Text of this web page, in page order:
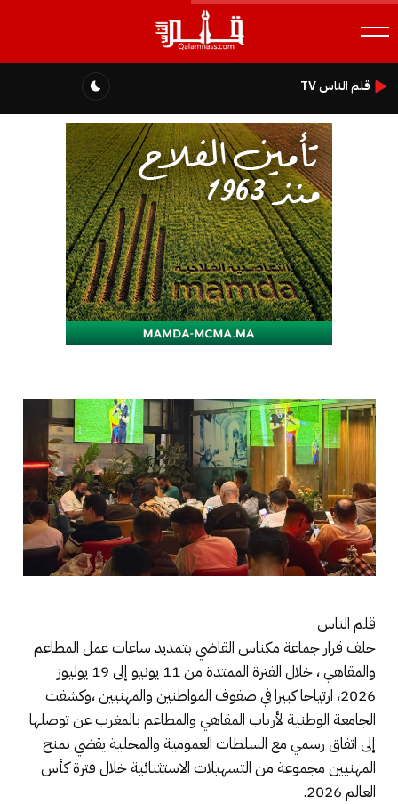
قلم الناس TV
قلم الناس
خلف قرار جماعة مكناس القاضي بتمديد ساعات عمل المطاعم
والمقاهي ، خلال الفترة الممتدة من 11 يونيو إلى 19 يوليوز
2026، ارتياحا كبيرا في صفوف المواطنين والمهنيين ،وكشفت
الجامعة الوطنية لأرباب المقاهي والمطاعم بالمغرب عن توصلها
إلى اتفاق رسمي مع السلطات العمومية والمحلية يقضي بمنح
المهنيين مجموعة من التسهيلات الاستثنائية خلال فترة كأس
العالم 2026.